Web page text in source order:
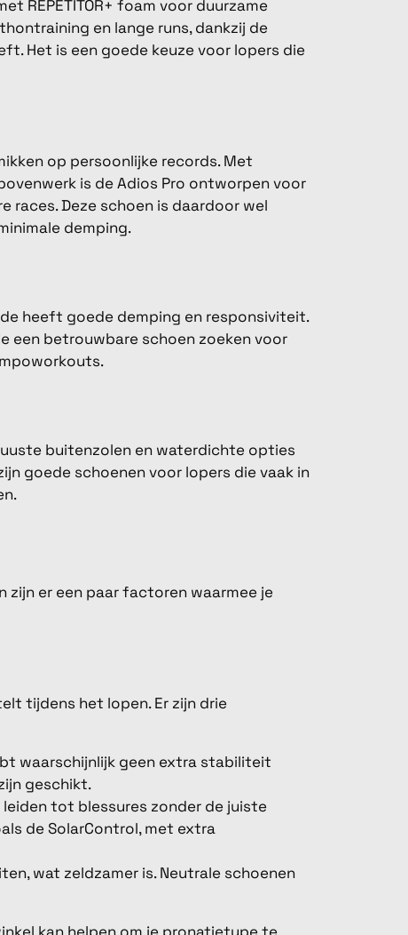
REPETITOR+ foam voor duurzame
en lange runs, dankzij de
Het is een goede keuze voor lopers die
op persoonlijke records. Met
is de Adios Pro ontworpen voor
races. Deze schoen is daardoor wel
demping.
heeft goede demping en responsiviteit.
een betrouwbare schoen zoeken voor
buitenzolen en waterdichte opties
goede schoenen voor lopers die vaak in
zijn er een paar factoren waarmee je
tijdens het lopen. Er zijn drie
waarschijnlijk geen extra stabiliteit
geschikt.
tot blessures zonder de juiste
de SolarControl, met extra
wat zeldzamer is. Neutrale schoenen
kan helpen om je pronatietype te